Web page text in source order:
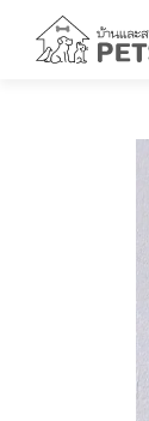
content